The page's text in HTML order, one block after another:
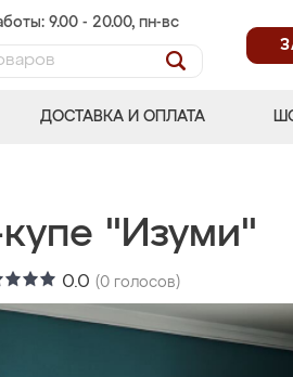
9.00 - 20.00, пн-вс
ДОСТАВКА И ОПЛАТА
"Изуми"
0.0 (0 голосов)